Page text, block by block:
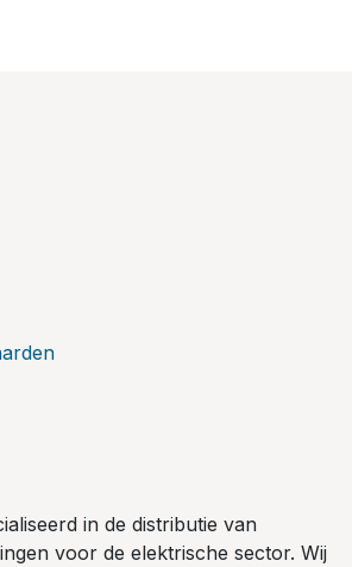
in de distributie van
voor de elektrische sector. Wij